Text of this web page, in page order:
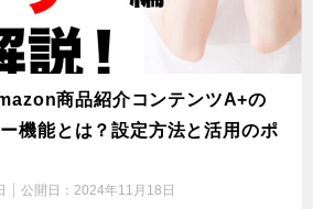
商品紹介コンテンツA+の
機能とは？設定方法と活用のポ
公開日： 2024年11月18日